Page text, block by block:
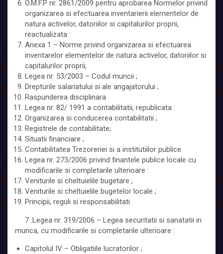
O.M.F.P nr. 2861/2009 pentru aprobarea Normelor privind
organizarea si efectuarea inventarierii elementelor de
natura activelor, datoriilor si capitalurilor proprii,
reactualizata :
Anexa 1 – Norme privind organizarea si efectuarea
inventarelor elementelor de natura activelor, datoriilor si
capitalurilor proprii;
Legea nr. 53/2003 – Codul muncii ;
Drepturile salariatului si ale angajatorului ;
Raspunderea disciplinara
Legea nr. 82/ 1991 a contabilitatii, republicata :
Organizarea si conducerea contabilitatii ;
Registrele de contabilitate;
Situatii financiare ;
Contabilitatea Trezoreriei si a institutiilor publice
Legea nr. 273/2006 privind finantele publice locale cu
modificarile si completarile ulterioare :
Veniturile si cheltuielile bugetare ;
Veniturile si cheltuielile bugetelor locale ;
Principii, reguli si responsabilitati
7 .Legea nr. 319/2006 – Legea securitatii si sanatatii in
munca, cu modificarile si completarile ulterioare :
Capitolul IV – Obligatiile lucratorilor ;